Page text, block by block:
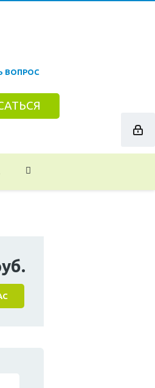
ВОПРОС